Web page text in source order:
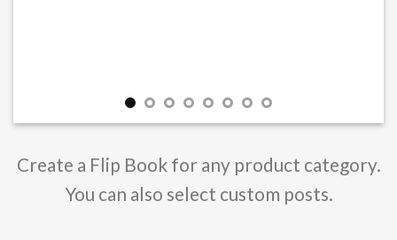
Create a Flip Book for any product category.
You can also select custom posts.